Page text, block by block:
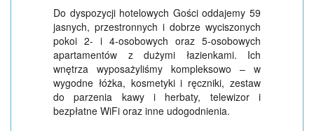
Do dyspozycji hotelowych Gości oddajemy 59
jasnych, przestronnych i dobrze wyciszonych
pokoi 2- i 4-osobowych oraz 5-osobowych
apartamentów z dużymi łazienkami. Ich
wnętrza wyposażyliśmy kompleksowo – w
wygodne łóżka, kosmetyki i ręczniki, zestaw
do parzenia kawy i herbaty, telewizor i
bezpłatne WiFi oraz inne udogodnienia.